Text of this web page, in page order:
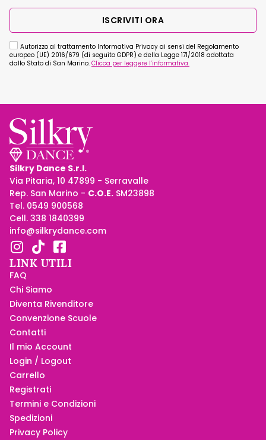
Autorizzo al trattamento Informativa Privacy ai sensi del Regolamento
europeo (UE) 2016/679 (di seguito GDPR) e della Legge 171/2018 adottata
dallo Stato di San Marino. Clicca per leggere l’informativa.
ISCRIVITI ORA
Silkry Dance S.r.l.
Via Pitaria, 10 47899 - Serravalle
Rep. San Marino - C.O.E. SM23898
Tel. 0549 900568
Cell. 338 1840399
info@silkrydance.com
LINK UTILI
FAQ
Chi Siamo
Diventa Rivenditore
Convenzione Scuole
Contatti
Il mio Account
Login / Logout
Carrello
Registrati
Termini e Condizioni
Spedizioni
Privacy Policy